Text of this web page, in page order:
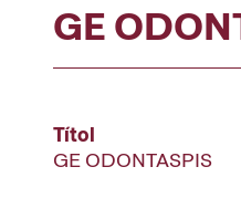
GE
Títol
GE ODONTASPIS